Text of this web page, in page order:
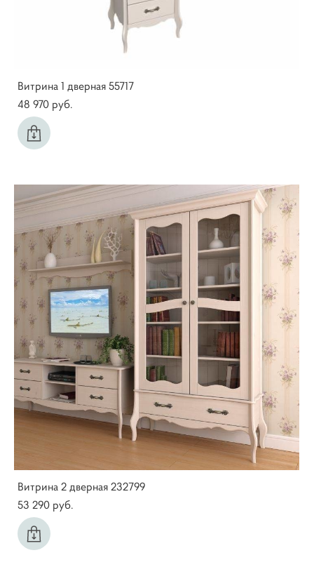
Витрина 1 дверная 55717
48 970 pуб.
Витрина 2 дверная 232799
53 290 pуб.